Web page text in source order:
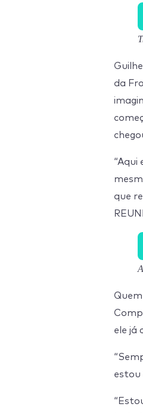
da
que
ele já
estou